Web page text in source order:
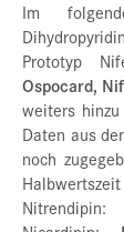
Im
Prototyp
Ospocard,
weiters
Daten aus
noch